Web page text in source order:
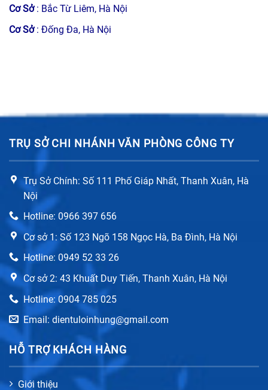
trách nhiệm cao, bảo đảm uy tín của đơn vị.
Thiết bị và công nghệ sửa chữa hiện đại
Mang lại kết quả nhanh chóng và hiệu quả cho khách
Linh kiện sửa smart tivi chính hãng
Các linh kiện sử dụng để thay thế trong quá trình sửa
Tivi đều bảo đảm là hàng chính hãng, đầy đủ nguồn
Cơ Sở : Bắc Từ Liêm, Hà Nội
Cơ Sở : Đống Đa, Hà Nội
TRỤ SỞ CHI NHÁNH VĂN PHÒNG CÔNG TY
Trụ Sở Chính: Số 111 Phố Giáp Nhất, Thanh Xuân, Hà
Nội
Hotline: 0966 397 656
Cơ sở 1: Số 123 Ngõ 158 Ngọc Hà, Ba Đình, Hà Nội
Hotline: 0949 52 33 26
Cơ sở 2: 43 Khuất Duy Tiến, Thanh Xuân, Hà Nội
Hotline: 0904 785 025
Email: dientuloinhung@gmail.com
HỖ TRỢ KHÁCH HÀNG
Giới thiệu